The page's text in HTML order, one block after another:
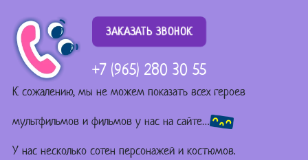
ЗАКАЗАТЬ ЗВОНОК
+7 (965) 280 30 55
К сожалению, мы не можем показать всех героев
мультфильмов и фильмов у нас на сайте…
У нас несколько сотен персонажей и костюмов.